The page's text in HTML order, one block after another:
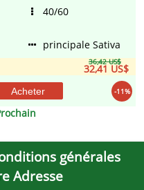
40/60
principale Sativa
36,42 US$
32,41 US$
-11%
Acheter
générales
Adresse